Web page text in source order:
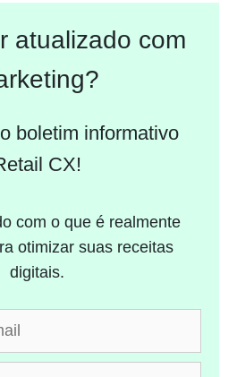
atualizado com
boletim informativo
CX!
com o que é realmente
otimizar suas receitas
digitais.